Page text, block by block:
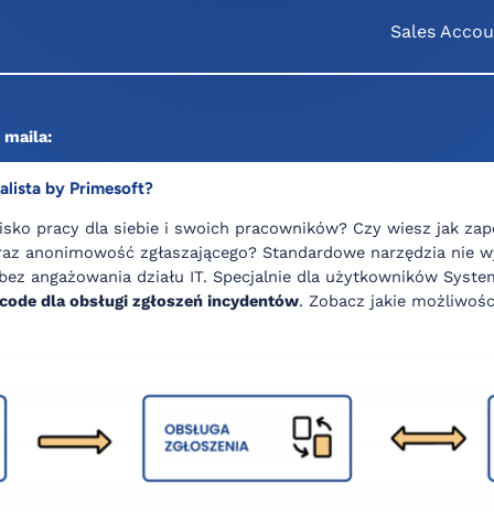
Sales
maila:
by Primesoft?
pracy dla siebie i swoich pracowników? Czy wiesz jak
anonimowość zgłaszającego? Standardowe narzędzia nie
angażowania działu IT. Specjalnie dla użytkowników
dla obsługi zgłoszeń incydentów. Zobacz jakie